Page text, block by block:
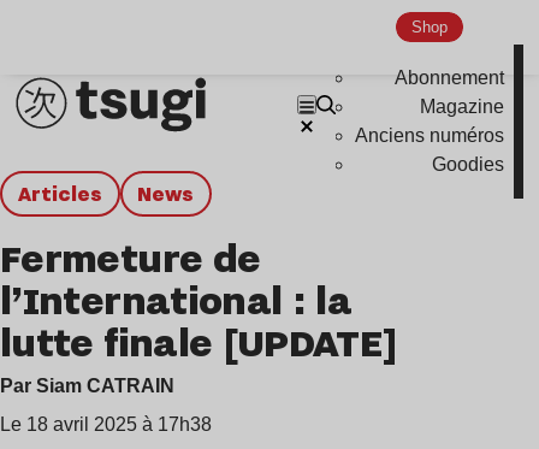
Shop
Abonnement
Magazine
Anciens numéros
Goodies
Articles news
Fermeture de
l’International : la
lutte finale [UPDATE]
Par Siam CATRAIN
Le 18 avril 2025 à 17h38